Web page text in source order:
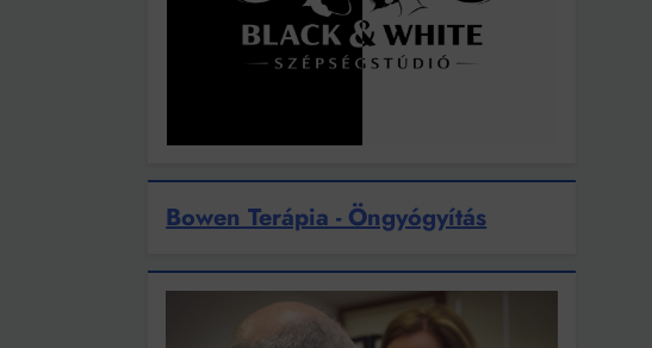
Bowen Terápia - Öngyógyítás